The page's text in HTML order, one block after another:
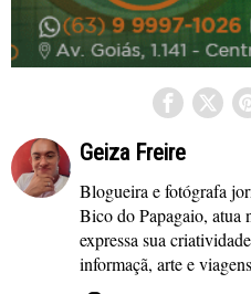
Geiza Freire
Blogueira e fotógrafa
Bico do Papagaio, atua
expressa sua
informaçã, arte e